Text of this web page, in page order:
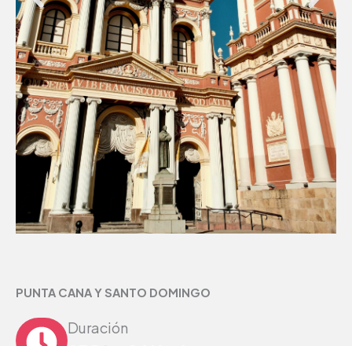
PUNTA CANA Y SANTO DOMINGO
Duración